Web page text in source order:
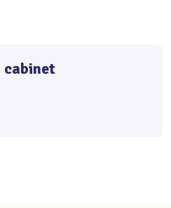
cabinet